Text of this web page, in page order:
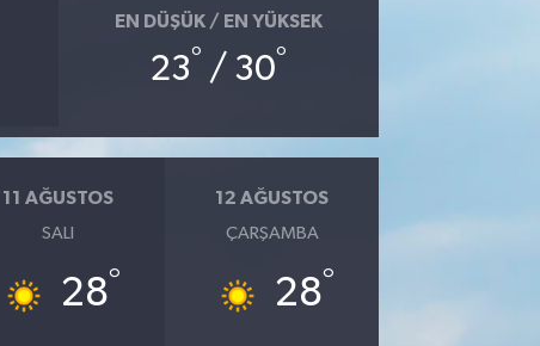
EN DÜŞÜK / EN YÜKSEK
23° / 30°
11 AĞUSTOS
SALI
28°
12 AĞUSTOS
ÇARŞAMBA
28°